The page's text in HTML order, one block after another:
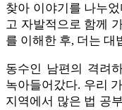
찾아 이야기를 나누
고 자발적으로 함께
를 이해한 후, 더는 대
동수인 남편의 격려
녹아들어갔다. 우리
지역에서 많은 법 공